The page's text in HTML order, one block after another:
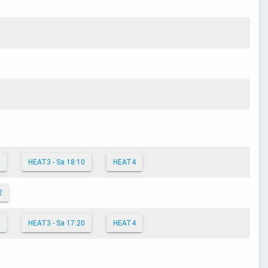
HEAT3 - Sa 18:10 HEAT4
HEAT3 - Sa 17:20 HEAT4